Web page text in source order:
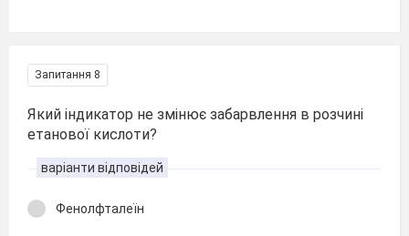
Запитання 8
Який індикатор не змінює забарвлення в розчині
етанової кислоти?
варіанти відповідей
Фенолфталеїн